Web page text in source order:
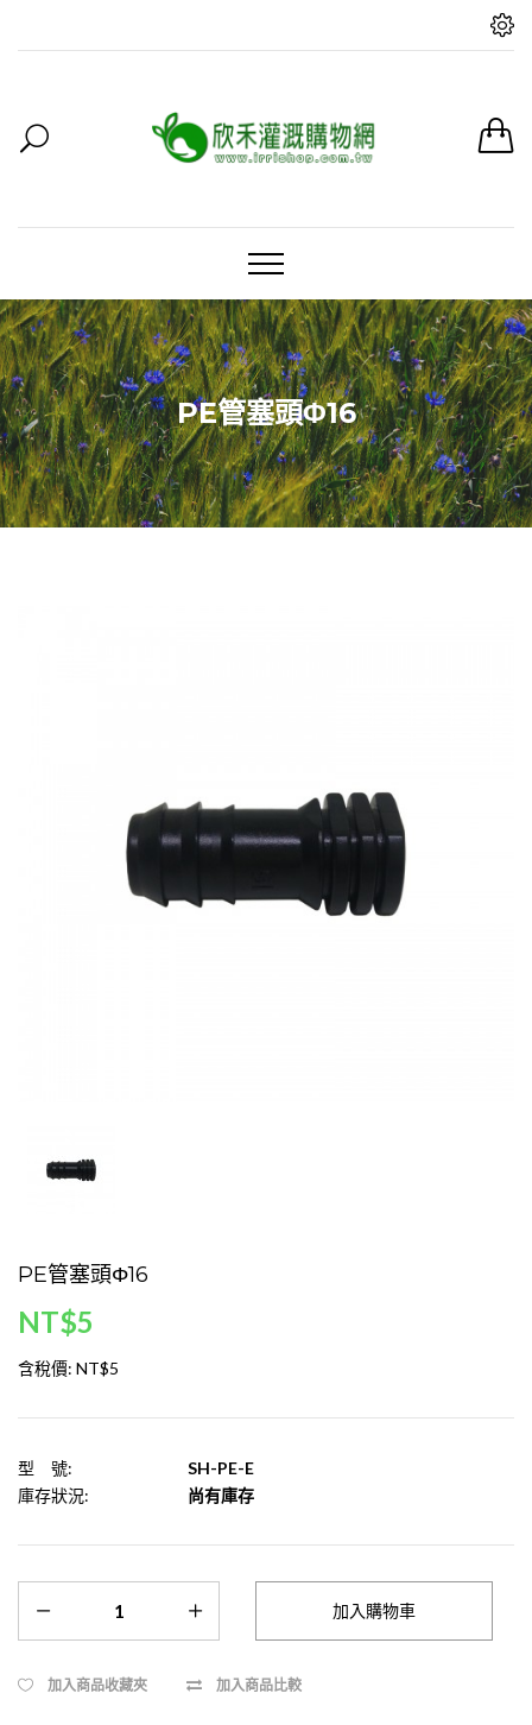
PE管塞頭Φ16
PE管塞頭Φ16
NT$5
含稅價: NT$5
型 號:
SH-PE-E
庫存狀況:
尚有庫存
加入商品收藏夾 加入商品比較